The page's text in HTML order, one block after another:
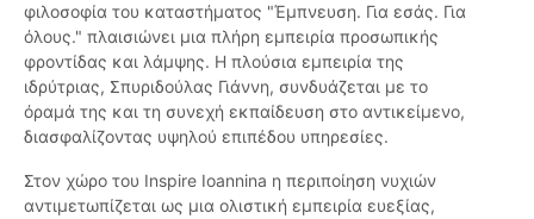
φιλοσοφία του καταστήματος "Έμπνευση. Για εσάς. Για
όλους." πλαισιώνει μια πλήρη εμπειρία προσωπικής
φροντίδας και λάμψης. Η πλούσια εμπειρία της
ιδρύτριας, Σπυριδούλας Γιάννη, συνδυάζεται με το
όραμά της και τη συνεχή εκπαίδευση στο αντικείμενο,
διασφαλίζοντας υψηλού επιπέδου υπηρεσίες.
Στον χώρο του Inspire Ioannina η περιποίηση νυχιών
αντιμετωπίζεται ως μια ολιστική εμπειρία ευεξίας,